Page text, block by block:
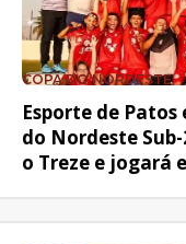
COPA DO NORDESTE
Esporte de
do Nordeste
o Treze e jogará